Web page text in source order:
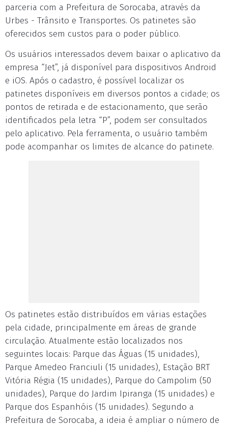
parceria com a Prefeitura de Sorocaba, através da
Urbes - Trânsito e Transportes. Os patinetes são
oferecidos sem custos para o poder público.
Os usuários interessados devem baixar o aplicativo da
empresa “Jet”, já disponível para dispositivos Android
e iOS. Após o cadastro, é possível localizar os
patinetes disponíveis em diversos pontos a cidade; os
pontos de retirada e de estacionamento, que serão
identificados pela letra “P”, podem ser consultados
pelo aplicativo. Pela ferramenta, o usuário também
pode acompanhar os limites de alcance do patinete.
Os patinetes estão distribuídos em várias estações
pela cidade, principalmente em áreas de grande
circulação. Atualmente estão localizados nos
seguintes locais: Parque das Águas (15 unidades),
Parque Amedeo Franciuli (15 unidades), Estação BRT
Vitória Régia (15 unidades), Parque do Campolim (50
unidades), Parque do Jardim Ipiranga (15 unidades) e
Parque dos Espanhóis (15 unidades). Segundo a
Prefeitura de Sorocaba, a ideia é ampliar o número de